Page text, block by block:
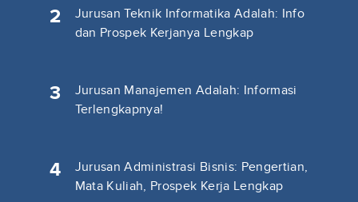
2
Jurusan Teknik Informatika Adalah: Info
dan Prospek Kerjanya Lengkap
3
Jurusan Manajemen Adalah: Informasi
Terlengkapnya!
4
Jurusan Administrasi Bisnis: Pengertian,
Mata Kuliah, Prospek Kerja Lengkap